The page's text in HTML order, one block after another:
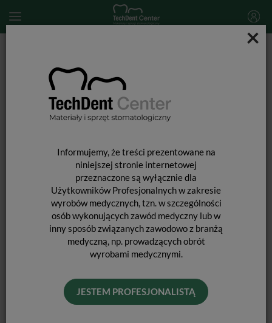
×
Informujemy, że treści prezentowane na
niniejszej stronie internetowej
przeznaczone są wyłącznie dla
Użytkowników Profesjonalnych w zakresie
wyrobów medycznych, tzn. w szczególności
osób wykonujących zawód medyczny lub w
inny sposób związanych zawodowo z branżą
medyczną, np. prowadzących obrót
wyrobami medycznymi.
JESTEM PROFESJONALISTĄ
Leki i preparaty stomatologiczne